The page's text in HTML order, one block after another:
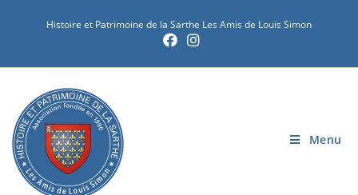
Histoire et Patrimoine de la Sarthe Les Amis de Louis Simon
Menu